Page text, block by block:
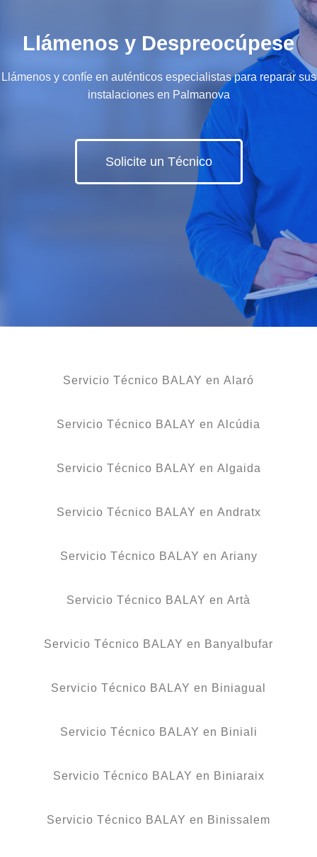
Llámenos y Despreocúpese
Llámenos y confíe en auténticos especialistas para reparar sus
instalaciones en Palmanova
Solicite un Técnico
Servicio Técnico BALAY en Alaró
Servicio Técnico BALAY en Alcúdia
Servicio Técnico BALAY en Algaida
Servicio Técnico BALAY en Andratx
Servicio Técnico BALAY en Ariany
Servicio Técnico BALAY en Artà
Servicio Técnico BALAY en Banyalbufar
Servicio Técnico BALAY en Biniagual
Servicio Técnico BALAY en Biniali
Servicio Técnico BALAY en Biniaraix
Servicio Técnico BALAY en Binissalem